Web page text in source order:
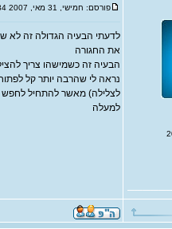
פורסם: חמישי, 31 מאי, 2007 11:34
לדעתי הבעיה הגדולה זה לא
את החגורה
הבעיה זה כשמישהו צריך
לצלילה) מאשר להתחיל לחפש
למעלה